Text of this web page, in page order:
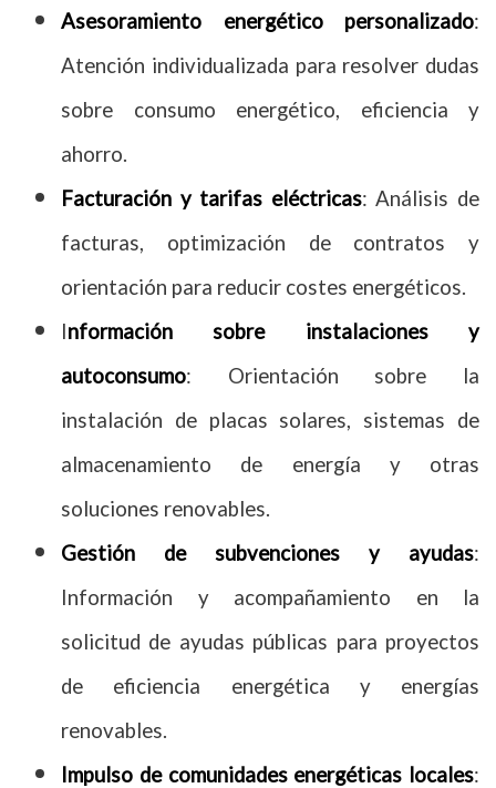
Asesoramiento energético personalizado:
Atención individualizada para resolver dudas
sobre consumo energético, eficiencia y
ahorro.
Facturación y tarifas eléctricas: Análisis de
facturas, optimización de contratos y
orientación para reducir costes energéticos.
Información sobre instalaciones y
autoconsumo: Orientación sobre la
instalación de placas solares, sistemas de
almacenamiento de energía y otras
soluciones renovables.
Gestión de subvenciones y ayudas:
Información y acompañamiento en la
solicitud de ayudas públicas para proyectos
de eficiencia energética y energías
renovables.
Impulso de comunidades energéticas locales: